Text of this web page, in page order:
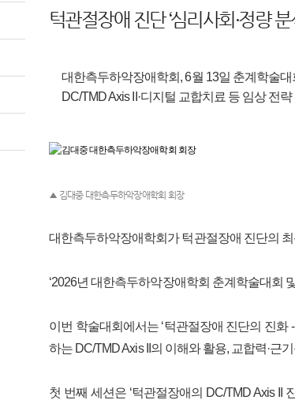
턱관절장애 진단 ‘심리사회·정량 분
대한측두하악장애학회, 6월 13일 춘계학술대
DC/TMD Axis II·디지털 교합치료 등 임상 전략
▲ 김대중 대한측두하악장애학회 회장
대한측두하악장애학회가 턱관절장애 진단의
‘2026년 대한측두하악장애학회 춘계학술대회
이번 학술대회에서는 ‘턱관절장애 진단의 진
하는 DC/TMD Axis II의 이해와 활용, 교합력·근
첫 번째 세션은 ‘턱관절장애의 DC/TMD Axis II